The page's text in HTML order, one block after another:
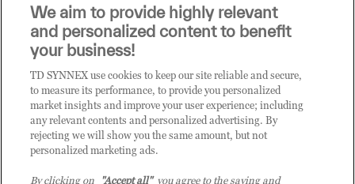
Sei un rivenditore di tecnologia e desideri acquistare
i prodotti o le soluzioni trattate sul blog?
CLICCA QUI E DIVENTA
CLIENTE TD SYNNEX
We aim to provide highly relevant
and personalized content to benefit
your business!
TD SYNNEX use cookies to keep our site reliable and secure,
to measure its performance, to provide you personalized
market insights and improve your user experience; including
any relevant contents and personalized advertising. By
rejecting we will show you the same amount, but not
personalized marketing ads.
By clicking on "Accept all"you agree to the saving and